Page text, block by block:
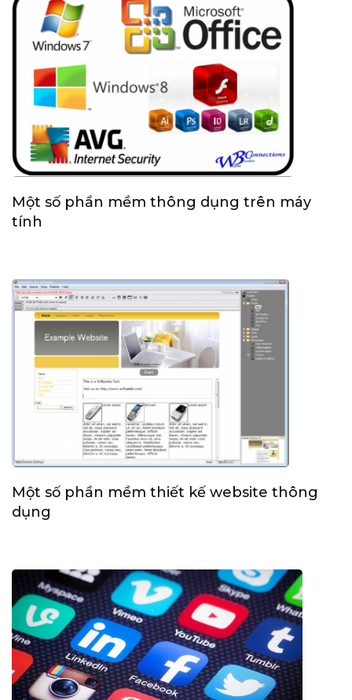
Một số phần mềm thông dụng trên máy
tính
Một số phần mềm thiết kế website thông
dụng